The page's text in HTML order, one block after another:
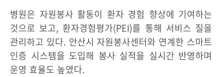
병원은 자원봉사 활동이 환자 경험 향상에 기여하는
것으로 보고, 환자경험평가(PEI)를 통해 서비스 질을
관리하고 있다. 안산시 자원봉사센터와 연계한 스마트
인증 시스템을 도입해 봉사 실적을 실시간 반영하며
운영 효율도 높였다.